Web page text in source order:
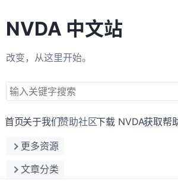
NVDA 中文站
改变，从这里开始。
搜
关
字
首页关于我们赞助社区下载 NVDA获取帮
更多资源
文章分类